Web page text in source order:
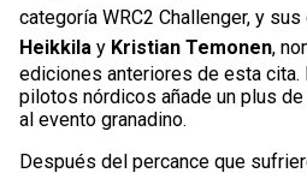
categoría WRC2 Challenger, y
Heikkila y Kristian Temonen,
ediciones anteriores de esta
pilotos nórdicos añade un plus
al evento granadino.
Después del percance que